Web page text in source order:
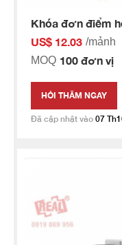
Khóa đơn điểm
US$ 12.03 /mảnh
MOQ 100 đơn vị
HỎI THĂM NGAY
Đã cập nhật vào 07